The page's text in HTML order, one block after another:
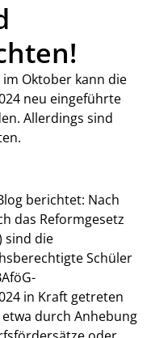
Oktober kann die
neu eingeführte
Allerdings sind
berichtet: Nach
das Reformgesetz
sind die
Schüler
in Kraft getreten
durch Anhebung